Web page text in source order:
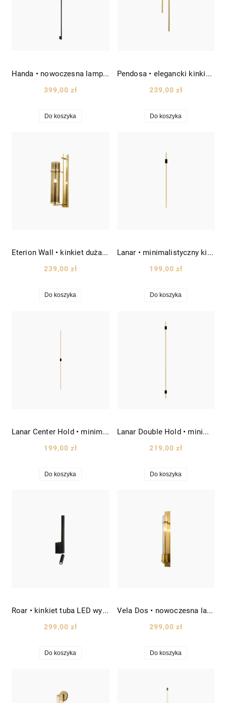
Handa • nowoczesna lampa ścienna LED patyk wys. 120 cm czarny
399,00 zł
Do koszyka
Pendosa • elegancki kinkiet nowoczesny LED geometryczny wys. 60 cm czarno-złoty
239,00 zł
Do koszyka
Eterion Wall • kinkiet duża pochodnia tuba wys. 64 cm złoty
239,00 zł
Do koszyka
Lanar • minimalistyczny kinkiet liniowy LED wys. 80 cm złoto-czarny
199,00 zł
Do koszyka
Lanar Center Hold • minimalistyczny kinkiet liniowy LED wys. 80 cm złoto-czarny
199,00 zł
Do koszyka
Lanar Double Hold • minimalistyczny kinkiet liniowy LED wys. 100 cm złoto-czarny
219,00 zł
Do koszyka
Roar • kinkiet tuba LED wys. 43 cm czarny
299,00 zł
Do koszyka
Vela Dos • nowoczesna lampa ścienna wys. 60 cm złoty
299,00 zł
Do koszyka